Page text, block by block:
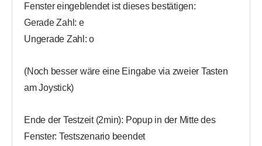
Fenster eingeblendet ist dieses bestätigen:
Gerade Zahl: e
Ungerade Zahl: o
(Noch besser wäre eine Eingabe via zweier Tasten
am Joystick)
Ende der Testzeit (2min): Popup in der Mitte des
Fenster: Testszenario beendet